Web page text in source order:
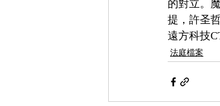
的對立。
提，許圣
遠方科技
法庭檔案